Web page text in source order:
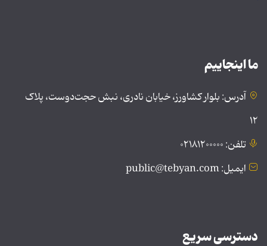
ما اینجاییم
آدرس: بلوار کشاورز، خیابان نادری، نبش حجت‌دوست، پلاک
۱۲
تلفن: ۰۲۱۸۱۲۰۰۰۰۰
ایمیل: public@tebyan.com
دسترسی سریع